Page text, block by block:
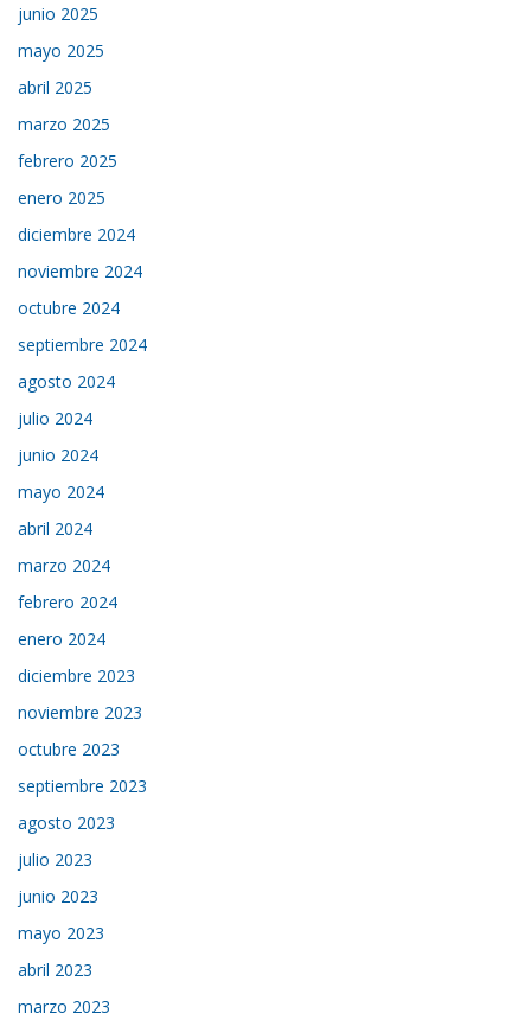
junio 2025
mayo 2025
abril 2025
marzo 2025
febrero 2025
enero 2025
diciembre 2024
noviembre 2024
octubre 2024
septiembre 2024
agosto 2024
julio 2024
junio 2024
mayo 2024
abril 2024
marzo 2024
febrero 2024
enero 2024
diciembre 2023
noviembre 2023
octubre 2023
septiembre 2023
agosto 2023
julio 2023
junio 2023
mayo 2023
abril 2023
marzo 2023